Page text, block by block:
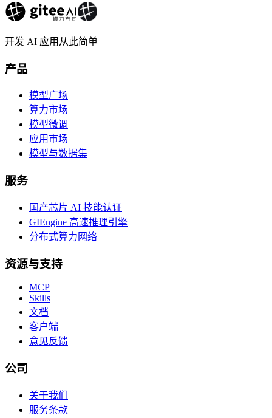
开发 AI 应用从此简单
产品
模型广场
算力市场
模型微调
应用市场
模型与数据集
服务
国产芯片 AI 技能认证
GIEngine 高速推理引擎
分布式算力网络
资源与支持
MCP
Skills
文档
客户端
意见反馈
公司
关于我们
服务条款